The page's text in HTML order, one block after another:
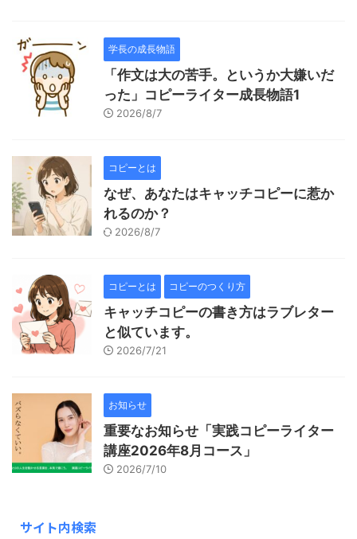
学長の成長物語
「作文は大の苦手。というか大嫌いだ
った」コピーライター成長物語1
2026/8/7
コピーとは
なぜ、あなたはキャッチコピーに惹か
れるのか？
2026/8/7
コピーとは コピーのつくり方
キャッチコピーの書き方はラブレター
と似ています。
2026/7/21
お知らせ
重要なお知らせ「実践コピーライター
講座2026年8月コース」
2026/7/10
サイト内検索